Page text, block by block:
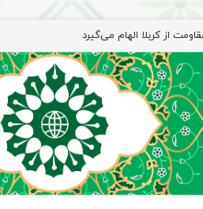
از کربلا الهام می‌گیرد